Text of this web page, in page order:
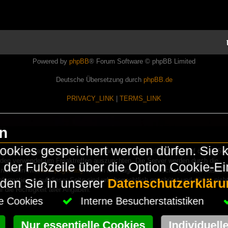
Powered by phpBB® Forum Software © phpBB Limited
Deutsche Übersetzung durch phpBB.de
PRIVACY_LINK TERMS_LINK
Wir sind nicht kommerziell und die Banner auf dieser
verwendet um Freaktreffen auszurichten. Die Server werden durch die
wirHomepageEasy. Wenn Ihr Fragen oder Beschwerden zu
auf dieser Seite sind urheberrechtlich geschützt und dürfen
die Richtigkeit aller Angaben.
gespeichert werden dürfen. Sie
Fußzeile über die Option Cookie-
Sie in unserer
Cookies Interne Besucherstatistiken
Nur essentielle Cookies